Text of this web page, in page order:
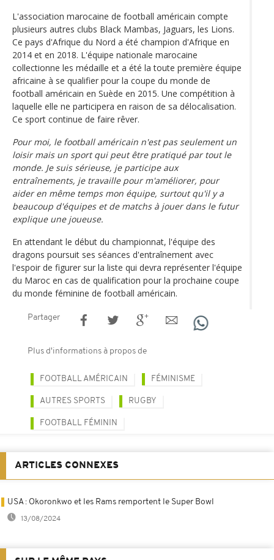
L'association marocaine de football américain compte
plusieurs autres clubs Black Mambas, Jaguars, les Lions.
Ce pays d'Afrique du Nord a été champion d'Afrique en
2014 et en 2018. L'équipe nationale marocaine
collectionne les médaille et a été la toute première équipe
africaine à se qualifier pour la coupe du monde de
football américain en Suède en 2015. Une compétition à
laquelle elle ne participera en raison de sa délocalisation.
Ce sport continue de faire rêver.
Pour moi, le football américain n'est pas seulement un
loisir mais un sport qui peut être pratiqué par tout le
monde. Je suis sérieuse, je participe aux
entraînements, je travaille pour m'améliorer, pour
aider en même temps mon équipe, surtout qu'il y a
beaucoup d'équipes et de matchs à jouer dans le futur
explique une joueuse.
En attendant le début du championnat, l'équipe des
dragons poursuit ses séances d'entraînement avec
l'espoir de figurer sur la liste qui devra représenter l'équipe
du Maroc en cas de qualification pour la prochaine coupe
du monde féminine de football américain.
Partager
Plus d'informations à propos de
FOOTBALL AMÉRICAIN FÉMINISME
AUTRES SPORTS RUGBY
FOOTBALL FÉMININ
ARTICLES CONNEXES
USA : Okoronkwo et les Rams remportent le Super Bowl
13/08/2024